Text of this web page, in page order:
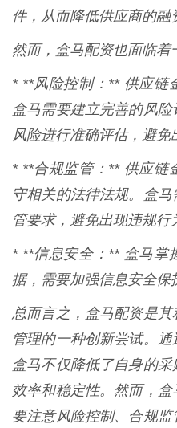
件，从而降低供应商的融
然而，盒马配资也面临着
* **风险控制：** 供应链
盒马需要建立完善的风
风险进行准确评估，避免
* **合规监管：** 供应链
守相关的法律法规。盒
管要求，避免出现违规行
* **信息安全：** 盒马掌
据，需要加强信息安全保
总而言之，盒马配资是
管理的一种创新尝试。
盒马不仅降低了自身的
效率和稳定性。然而，
要注意风险控制、合规